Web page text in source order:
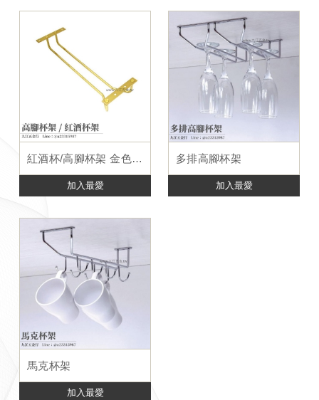
紅酒杯/高腳杯架 金色 (尺寸可訂製)
加入最愛
多排高腳杯架
加入最愛
馬克杯架
加入最愛